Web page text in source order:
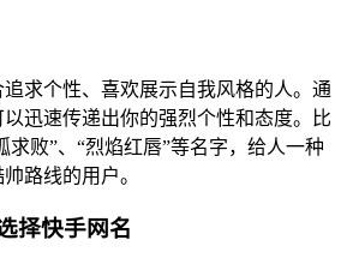
求个性、喜欢展示自我风格的人。通
迅速传递出你的强烈个性和态度。比
求败”、“烈焰红唇”等名字，给人一种
路线的用户。
择快手网名